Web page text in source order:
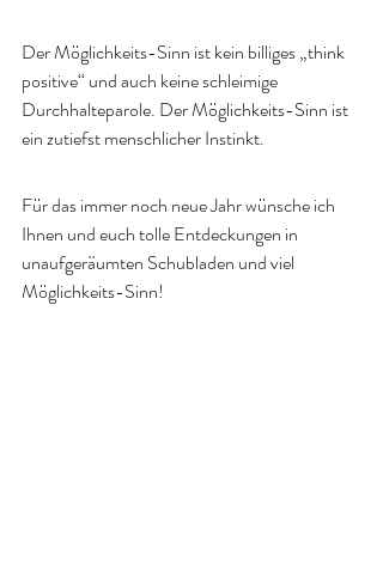
Der Möglichkeits-Sinn ist kein billiges „think
positive“ und auch keine schleimige
Durchhalteparole. Der Möglichkeits-Sinn ist
ein zutiefst menschlicher Instinkt.
Für das immer noch neue Jahr wünsche ich
Ihnen und euch tolle Entdeckungen in
unaufgeräumten Schubladen und viel
Möglichkeits-Sinn!